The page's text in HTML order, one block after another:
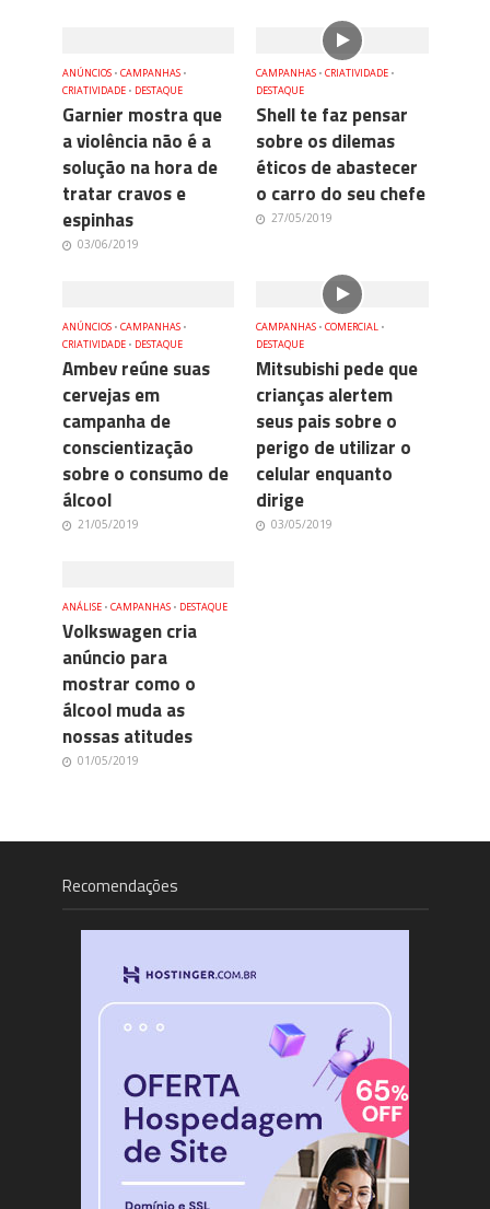
ANÚNCIOS • CAMPANHAS •
CRIATIVIDADE • DESTAQUE
Garnier mostra que
a violência não é a
solução na hora de
tratar cravos e
espinhas
03/06/2019
CAMPANHAS • CRIATIVIDADE •
DESTAQUE
Shell te faz pensar
sobre os dilemas
éticos de abastecer
o carro do seu chefe
27/05/2019
ANÚNCIOS • CAMPANHAS •
CRIATIVIDADE • DESTAQUE
Ambev reúne suas
cervejas em
campanha de
conscientização
sobre o consumo de
álcool
21/05/2019
CAMPANHAS • COMERCIAL •
DESTAQUE
Mitsubishi pede que
crianças alertem
seus pais sobre o
perigo de utilizar o
celular enquanto
dirige
03/05/2019
ANÁLISE • CAMPANHAS • DESTAQUE
Volkswagen cria
anúncio para
mostrar como o
álcool muda as
nossas atitudes
01/05/2019
Recomendações